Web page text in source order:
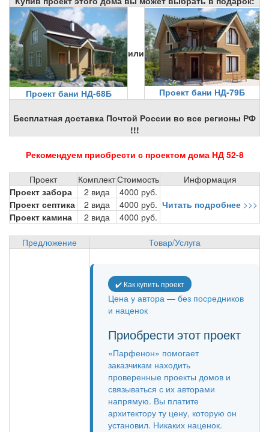
Проект бани НД-68Б
или
Проект бани НД-79Б
Бесплатная доставка Почтой России во все регионы РФ
!!!
Рекомендуем приобрести с проектом дома НД 52-8
Проект КомплектСтоимость
Информация
Проект забора
2 вида
4000 руб.
Читать подробнее >>>
Проект септика 2 вида
4000 руб.
Проект камина
2 вида 4000 руб.
Предложение Товар/Услуга
✔️ Как купить проект
Цена у автора — без посредников
и наценок
Приобрести этот проект
«Парфенон» помогает
заказчикам находить
проверенные проекты домов и
связываться с их авторами
напрямую. Вы платите
архитектору ту цену, которую он
установил. Никаких наценок.